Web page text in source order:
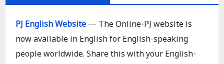
PJ English Website — The Online-PJ website is
now available in English for English-speaking
people worldwide. Share this with your English-